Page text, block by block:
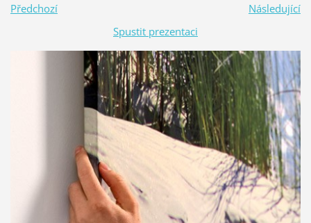
Předchozí
Následující
Spustit prezentaci